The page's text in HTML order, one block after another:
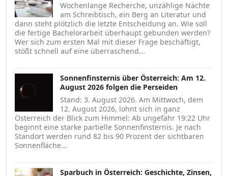
Wochenlange Recherche, unzählige Nächte
am Schreibtisch, ein Berg an Literatur und
dann steht plötzlich die letzte Entscheidung an. Wie soll
die fertige Bachelorarbeit überhaupt gebunden werden?
Wer sich zum ersten Mal mit dieser Frage beschäftigt,
stößt schnell auf eine überraschend...
Sonnenfinsternis über Österreich: Am 12.
August 2026 folgen die Perseiden
Stand: 3. August 2026. Am Mittwoch, dem
12. August 2026, lohnt sich in ganz
Österreich der Blick zum Himmel: Ab ungefähr 19:22 Uhr
beginnt eine starke partielle Sonnenfinsternis. Je nach
Standort werden rund 82 bis 90 Prozent der sichtbaren
Sonnenfläche...
Sparbuch in Österreich: Geschichte, Zinsen,